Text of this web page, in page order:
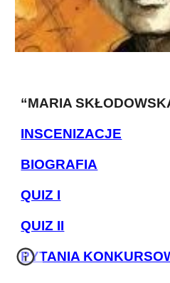
“MARIA
INSCENIZACJE
BIOGRAFIA
QUIZ I
QUIZ II
PYTANIA